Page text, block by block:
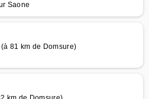
Saone
81 km de Domsure)